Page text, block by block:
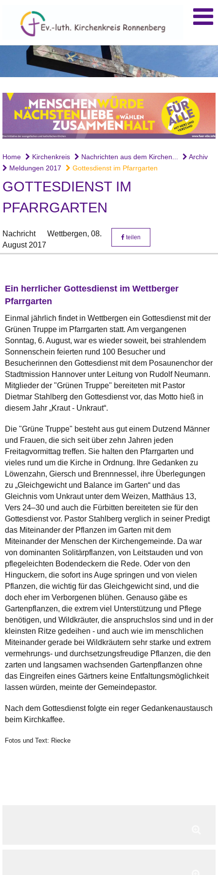
Home Kirchenkreis Nachrichten aus dem Kirchen...
Archiv
Meldungen 2017
Gottesdienst im Pfarrgarten
GOTTESDIENST IM
PFARRGARTEN
Nachricht Wettbergen, 08.
August 2017
teilen
Ein herrlicher Gottesdienst im Wettberger
Pfarrgarten
Einmal jährlich findet in Wettbergen ein Gottesdienst mit der
Grünen Truppe im Pfarrgarten statt. Am vergangenen
Sonntag, 6. August, war es wieder soweit, bei strahlendem
Sonnenschein feierten rund 100 Besucher und
Besucherinnen den Gottesdienst mit dem Posaunenchor der
Stadtmission Hannover unter Leitung von Rudolf Neumann.
Mitglieder der "Grünen Truppe" bereiteten mit Pastor
Dietmar Stahlberg den Gottesdienst vor, das Motto hieß in
diesem Jahr „Kraut - Unkraut“.
Die "Grüne Truppe" besteht aus gut einem Dutzend Männer
und Frauen, die sich seit über zehn Jahren jeden
Freitagvormittag treffen. Sie halten den Pfarrgarten und
vieles rund um die Kirche in Ordnung. Ihre Gedanken zu
Löwenzahn, Giersch und Brennnessel, ihre Überlegungen
zu „Gleichgewicht und Balance im Garten“ und das
Gleichnis vom Unkraut unter dem Weizen, Matthäus 13,
Vers 24–30 und auch die Fürbitten bereiteten sie für den
Gottesdienst vor. Pastor Stahlberg verglich in seiner Predigt
das Miteinander der Pflanzen im Garten mit dem
Miteinander der Menschen der Kirchengemeinde. Da war
von dominanten Solitärpflanzen, von Leitstauden und von
pflegeleichten Bodendeckern die Rede. Oder von den
Hinguckern, die sofort ins Auge springen und von vielen
Pflanzen, die wichtig für das Gleichgewicht sind, und die
doch eher im Verborgenen blühen. Genauso gäbe es
Gartenpflanzen, die extrem viel Unterstützung und Pflege
benötigen, und Wildkräuter, die anspruchslos sind und in der
kleinsten Ritze gedeihen - und auch wie im menschlichen
Miteinander gerade bei Wildkräutern sehr starke und extrem
vermehrungs- und durchsetzungsfreudige Pflanzen, die den
zarten und langsamen wachsenden Gartenpflanzen ohne
das Eingreifen eines Gärtners keine Entfaltungsmöglichkeit
lassen würden, meinte der Gemeindepastor.
Nach dem Gottesdienst folgte ein reger Gedankenaustausch
beim Kirchkaffee.
Fotos und Text: Riecke